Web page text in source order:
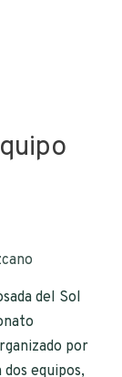
del Sol
por
equipos,